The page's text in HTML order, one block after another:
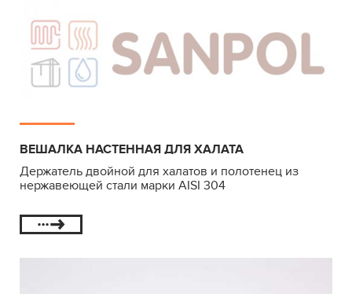
ВЕШАЛКА НАСТЕННАЯ ДЛЯ ХАЛАТА
Держатель двойной для халатов и полотенец из
нержавеющей стали марки AISI 304